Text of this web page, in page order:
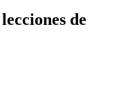
de